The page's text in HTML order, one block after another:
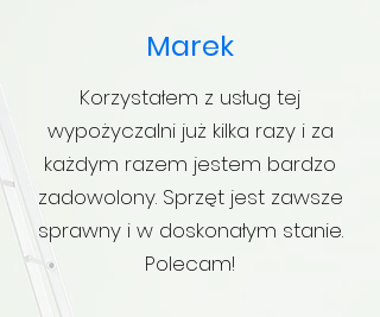
Korzystałem z usług tej
wypożyczalni już kilka razy i za
każdym razem jestem bardzo
zadowolony. Sprzęt jest zawsze
sprawny i w doskonałym stanie.
Polecam!
Marek